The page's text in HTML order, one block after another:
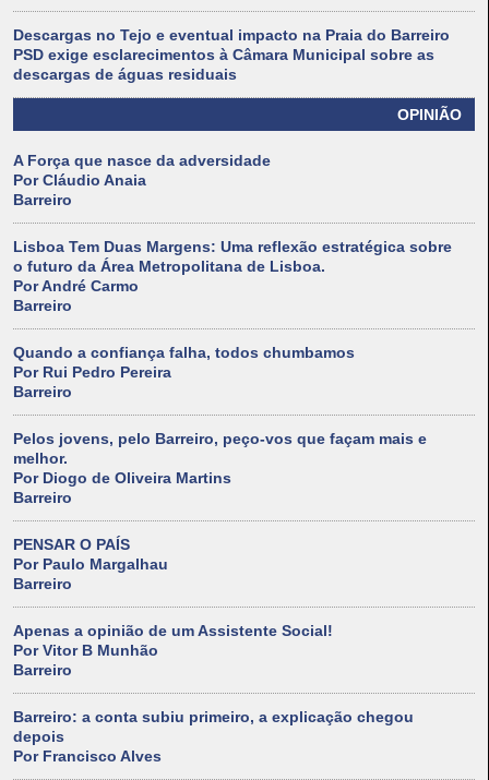
Descargas no Tejo e eventual impacto na Praia do Barreiro
PSD exige esclarecimentos à Câmara Municipal sobre as
descargas de águas residuais
OPINIÃO
A Força que nasce da adversidade
Por Cláudio Anaia
Barreiro
Lisboa Tem Duas Margens: Uma reflexão estratégica sobre
o futuro da Área Metropolitana de Lisboa.
Por André Carmo
Barreiro
Quando a confiança falha, todos chumbamos
Por Rui Pedro Pereira
Barreiro
Pelos jovens, pelo Barreiro, peço-vos que façam mais e
melhor.
Por Diogo de Oliveira Martins
Barreiro
PENSAR O PAÍS
Por Paulo Margalhau
Barreiro
Apenas a opinião de um Assistente Social!
Por Vitor B Munhão
Barreiro
Barreiro: a conta subiu primeiro, a explicação chegou
depois
Por Francisco Alves